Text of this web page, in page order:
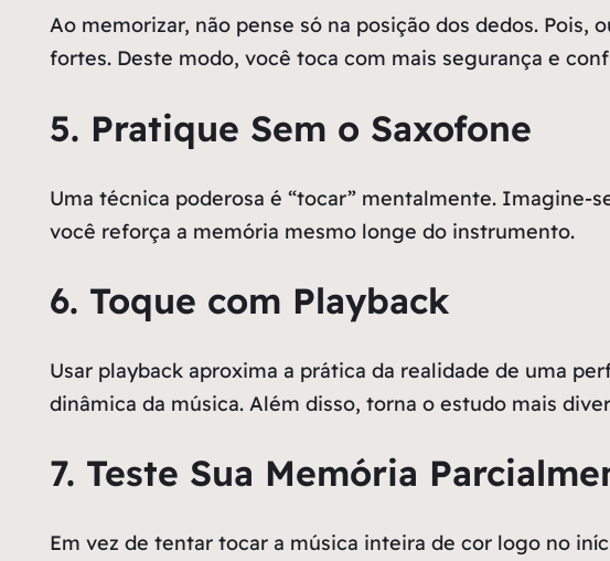
Ao memorizar, não pense só na posição dos dedos.
fortes. Deste modo, você toca com mais segurança e
5. Pratique Sem o Saxofone
Uma técnica poderosa é “tocar” mentalmente. Imagine-
você reforça a memória mesmo longe do instrumento.
6. Toque com Playback
Usar playback aproxima a prática da realidade de uma
dinâmica da música. Além disso, torna o estudo mais
7. Teste Sua Memória
Em vez de tentar tocar a música inteira de cor logo no